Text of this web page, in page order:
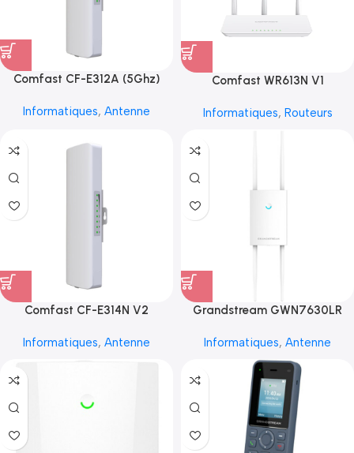
Comfast CF-E312A (5Ghz)
Informatiques, Antenne
Comfast WR613N V1
Informatiques, Routeurs
Comfast CF-E314N V2
Informatiques, Antenne
Grandstream GWN7630LR
Informatiques, Antenne